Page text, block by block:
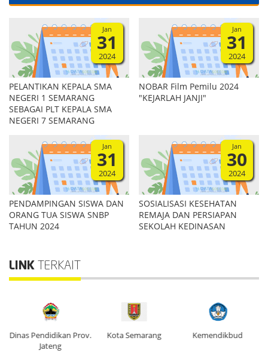
Jan
31
2024
PELANTIKAN KEPALA SMA
NEGERI 1 SEMARANG
SEBAGAI PLT KEPALA SMA
NEGERI 7 SEMARANG
Jan
31
2024
NOBAR Film Pemilu 2024
"KEJARLAH JANJI"
Jan
31
2024
PENDAMPINGAN SISWA DAN
ORANG TUA SISWA SNBP
TAHUN 2024
Jan
30
2024
SOSIALISASI KESEHATAN
REMAJA DAN PERSIAPAN
SEKOLAH KEDINASAN
LINK TERKAIT
Dinas Pendidikan Prov.
Jateng
Kota Semarang Kemendikbud